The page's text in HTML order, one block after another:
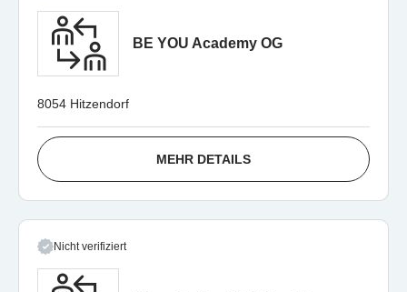
BE YOU Academy OG
8054 Hitzendorf
MEHR DETAILS
Nicht verifiziert